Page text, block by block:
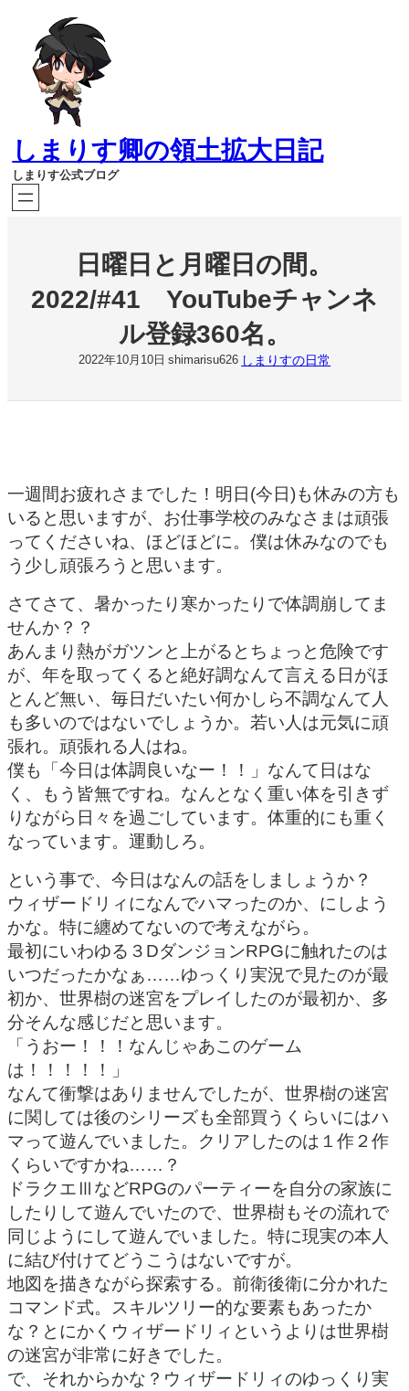
しまりす卿の領土拡大日記
しまりす公式ブログ
日曜日と月曜日の間。
2022/#41 YouTubeチャンネ
ル登録360名。
2022年10月10日 shimarisu626 しまりすの日常
一週間お疲れさまでした！明日(今日)も休みの方も
いると思いますが、お仕事学校のみなさまは頑張
ってくださいね、ほどほどに。僕は休みなのでも
う少し頑張ろうと思います。
さてさて、暑かったり寒かったりで体調崩してま
せんか？？
あんまり熱がガツンと上がるとちょっと危険です
が、年を取ってくると絶好調なんて言える日がほ
とんど無い、毎日だいたい何かしら不調なんて人
も多いのではないでしょうか。若い人は元気に頑
張れ。頑張れる人はね。
僕も「今日は体調良いなー！！」なんて日はな
く、もう皆無ですね。なんとなく重い体を引きず
りながら日々を過ごしています。体重的にも重く
なっています。運動しろ。
という事で、今日はなんの話をしましょうか？
ウィザードリィになんでハマったのか、にしよう
かな。特に纏めてないので考えながら。
最初にいわゆる３DダンジョンRPGに触れたのは
いつだったかなぁ……ゆっくり実況で見たのが最
初か、世界樹の迷宮をプレイしたのが最初か、多
分そんな感じだと思います。
「うおー！！！なんじゃあこのゲーム
は！！！！！」
なんて衝撃はありませんでしたが、世界樹の迷宮
に関しては後のシリーズも全部買うくらいにはハ
マって遊んでいました。クリアしたのは１作２作
くらいですかね……？
ドラクエⅢなどRPGのパーティーを自分の家族に
したりして遊んでいたので、世界樹もその流れで
同じようにして遊んでいました。特に現実の本人
に結び付けてどうこうはないですが。
地図を描きながら探索する。前衛後衛に分かれた
コマンド式。スキルツリー的な要素もあったか
な？とにかくウィザードリィというよりは世界樹
の迷宮が非常に好きでした。
で、それからかな？ウィザードリィのゆっくり実